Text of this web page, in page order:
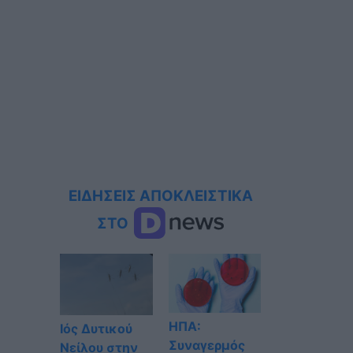
ΕΙΔΗΣΕΙΣ ΑΠΟΚΛΕΙΣΤΙΚΑ
ΣΤΟ
Ιός Δυτικού
Νείλου στην
ΗΠΑ:
Συναγερμός